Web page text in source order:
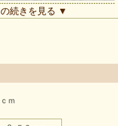
み合わせた、落ち着きのある杢
あり、表面にさらっとした表情
続きを見る ▼
ｍ